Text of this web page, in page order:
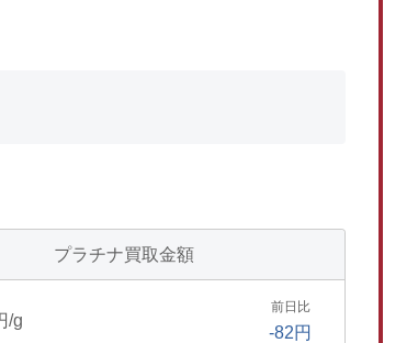
プラチナ買取金額
/g
前日比
-82円